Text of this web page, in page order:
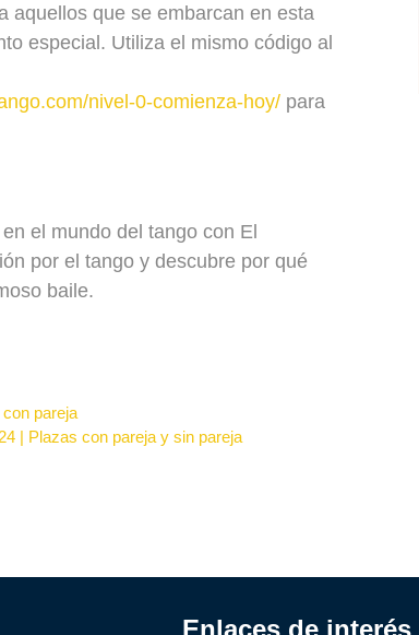
aquellos que se embarcan en esta
especial. Utiliza el mismo código al
nivel-0-comienza-hoy/ para
el mundo del tango con El
por el tango y descubre por qué
baile.
pareja
| Plazas con pareja y sin pareja
Enlaces de interés